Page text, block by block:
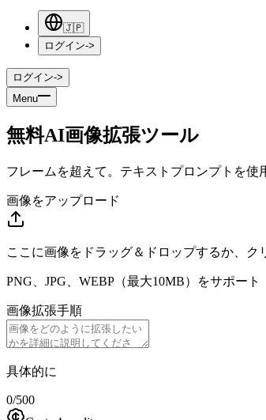
🇯🇵
ログイン->
ログイン->
Menu
無料AI画像拡張ツール
フレームを超えて。テキストプロンプトを
画像をアップロード
ここに画像をドラッグ＆ドロップするか、ク
PNG、JPG、WEBP（最大10MB）をサポート
画像拡張手順
具体的に
0/500